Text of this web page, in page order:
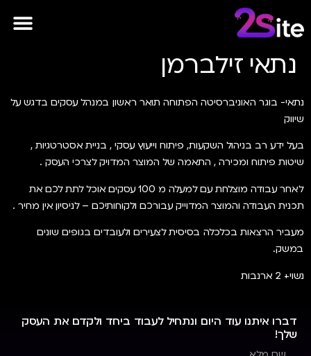
נתאי זילברמן
נתאי- בוגר האוניברסיטה הפתוחה תואר ראשון במנהל עסקים בדגש על
שיווק
בעל ידע רב בניהול השקעות, פיתוח וייעוץ עסקי , בניית אסטרטגיות ,
שיטות פיתוח ומכירה , התאמה של המוצר המדויק לצרכי העסק .
לאחר עבודה מוצלחת עם למעלה מ 100 עסקים אוכל לתת לכם את
תכנית העבודה והמוצר המדוייק עבורכם ולקוחותיכם – לניסיון אין מחיר .
מעביר הרצאות בכלכלה בסיסית לצעירים ולעובדים בגופים שונים
במשק.
נשוי+ 2 ארנבות
דברו איתנו עוד היום ונתחיל לעבוד ביחד ולקדם את העסק
שלך!